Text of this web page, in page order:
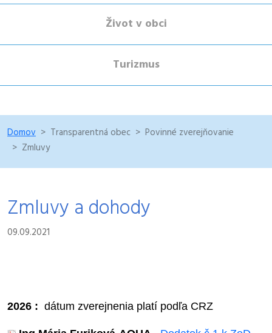
Život v obci
Turizmus
Domov Transparentná obec
Povinné zverejňovanie
Zmluvy
Zmluvy a dohody
09.09.2021
2026 : dátum zverejnenia platí podľa CRZ